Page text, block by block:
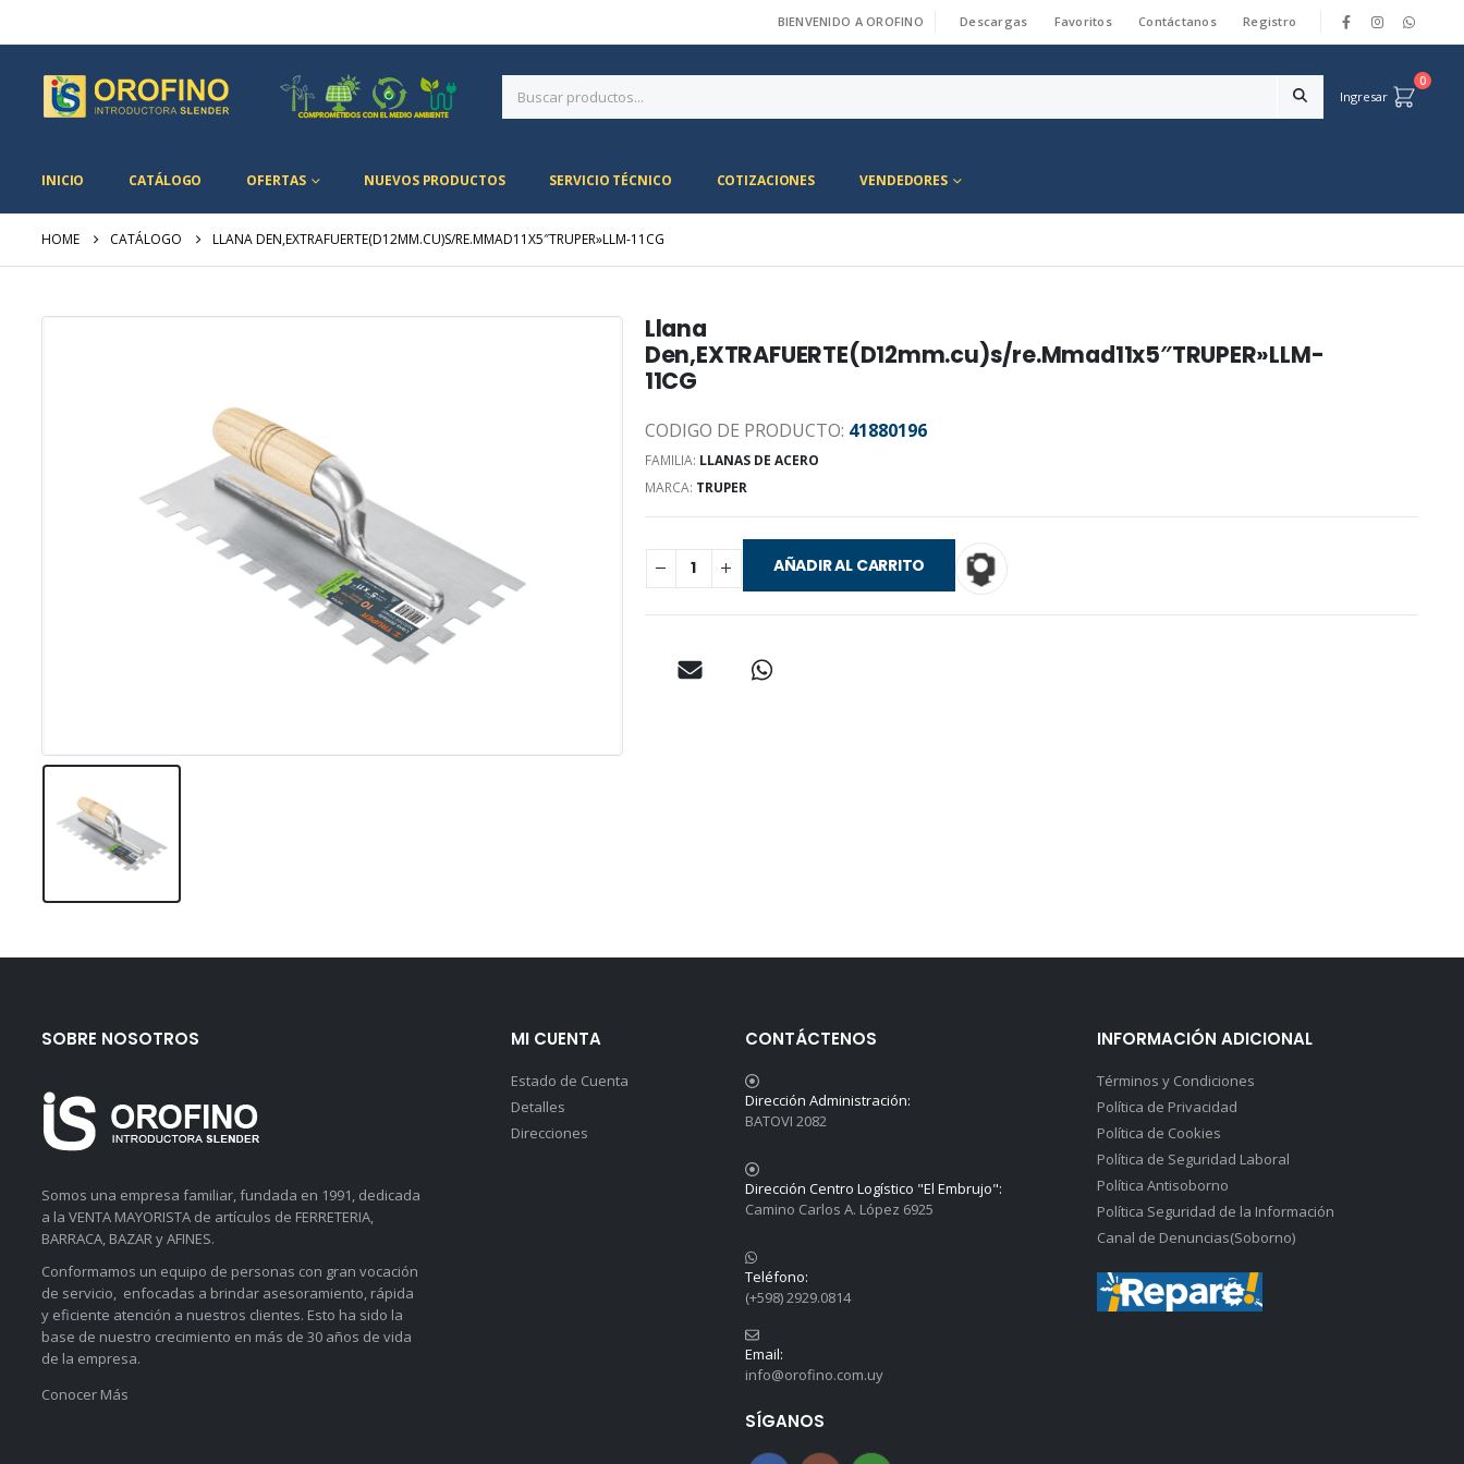
BIENVENIDO A OROFINO Descargas Favoritos Contáctanos Registro
Ingresar
0
INICIO CATÁLOGO OFERTAS NUEVOS PRODUCTOS SERVICIO TÉCNICO COTIZACIONES VENDEDORES
HOME CATÁLOGO LLANA DEN,EXTRAFUERTE(D12MM.CU)S/RE.MMAD11X5″TRUPER»LLM-11CG
Llana
Den,EXTRAFUERTE(D12mm.cu)s/re.Mmad11x5″TRUPER»LLM-
11CG
CODIGO DE PRODUCTO: 41880196
FAMILIA: LLANAS DE ACERO
MARCA: TRUPER
AÑADIR AL CARRITO
SOBRE NOSOTROS
Somos una empresa familiar, fundada en 1991, dedicada
a la VENTA MAYORISTA de artículos de FERRETERIA,
BARRACA, BAZAR y AFINES.
Conformamos un equipo de personas con gran vocación
de servicio, enfocadas a brindar asesoramiento, rápida
y eficiente atención a nuestros clientes. Esto ha sido la
base de nuestro crecimiento en más de 30 años de vida
de la empresa.
Conocer Más
MI CUENTA
Estado de Cuenta
Detalles
Direcciones
CONTÁCTENOS
Dirección Administración:
BATOVI 2082
Dirección Centro Logístico "El Embrujo":
Camino Carlos A. López 6925
Teléfono:
(+598) 2929.0814
Email:
info@orofino.com.uy
SÍGANOS
INFORMACIÓN ADICIONAL
Términos y Condiciones
Política de Privacidad
Política de Cookies
Política de Seguridad Laboral
Política Antisoborno
Política Seguridad de la Información
Canal de Denuncias(Soborno)